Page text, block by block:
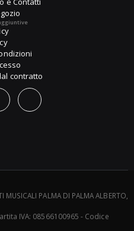
contratto
PALMA DI PALMA ALBERTO,
IVA: 08566100965 - Codice